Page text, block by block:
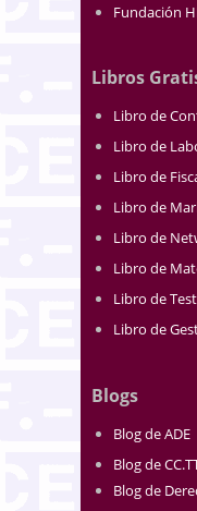
Fundación
Libros
Libro de
Libro de
Libro de
Libro de
Libro de
Libro de
Libro de
Libro de
Blogs
Blog de ADE
Blog de
Blog de